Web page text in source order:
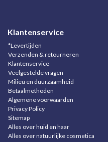
Klantenservice
*Levertijden
Verzenden & retourneren
Klantenservice
Veelgestelde vragen
Milieu en duurzaamheid
Betaalmethoden
Algemene voorwaarden
Privacy Policy
Sitemap
Alles over huid en haar
Alles over natuurlijke cosmetica